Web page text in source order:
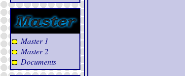
Master 1
Master 2
Documents